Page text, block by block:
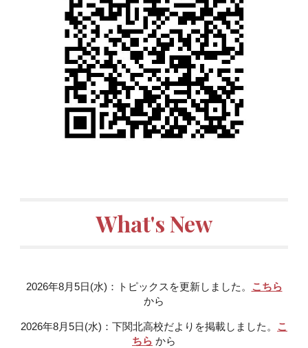
What's New
2026年8月 5日(水)：トピックスを更新しました。 こちら
から
2026年8月 5日(水)： 下関北高校だよりを掲載しました。 こ
ちら から